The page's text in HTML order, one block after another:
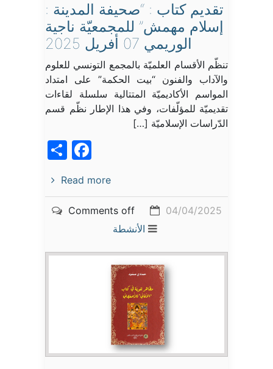
تقديم كتاب : “صحيفة المدينة :
إسلام مهمش” للمجمعيّة ناجية
الوريمي 07 أفريل 2025
تنظّم الأقسام العلميّة بالمجمع التونسي للعلوم
والآداب والفنون “بيت الحكمة” على امتداد
المواسم الأكاديميّة المتتالية سلسلة لقاءات
تقديميّة للمؤلّفات، وفي هذا الإطار نظّم قسم
الدّراسات الإسلاميّة […]
Read more
04/04/2025
Comments off
الأنشطة